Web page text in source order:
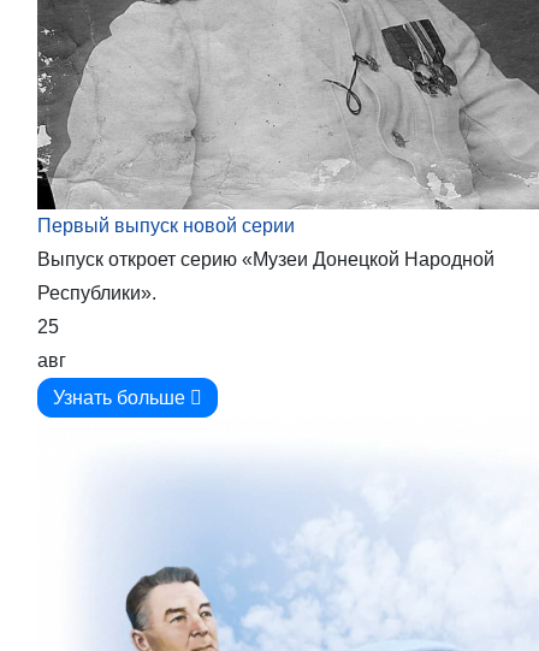
Первый выпуск новой серии
Выпуск откроет серию «Музеи Донецкой Народной
Республики».
25
авг
Узнать больше